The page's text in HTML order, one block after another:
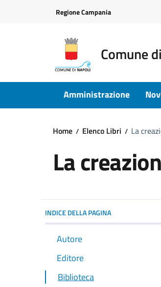
Regione Campania
Comune
Amministrazione
Home Elenco Libri La
La
INDICE DELLA PAGINA
Autore
Editore
Biblioteca